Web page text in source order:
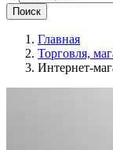
Поиск
Главная
Торговля,
Интернет-